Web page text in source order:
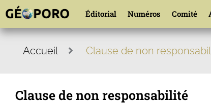
Éditorial Numéros Comité
Accueil Clause de non
Clause de non responsabilité